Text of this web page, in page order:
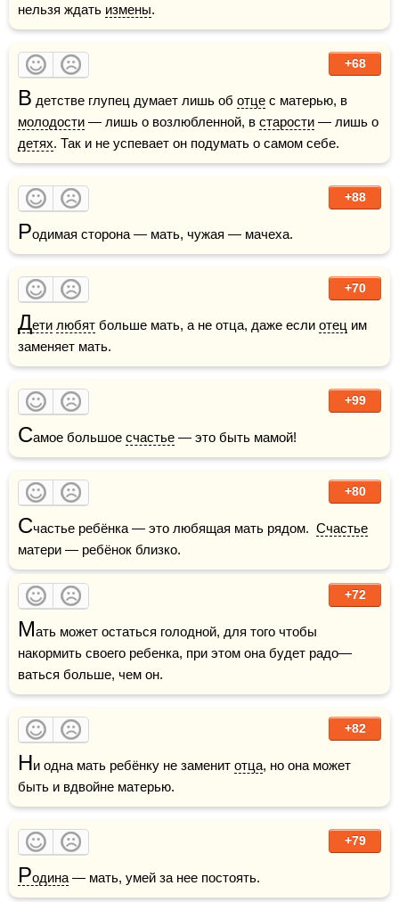
нельзя ждать измены.
+68
В детстве глупец думает лишь об отце
молодости — лишь о возлюбленной, в старости
детях. Так и не успевает он подумать о самом себе.
+88
Родимая сторона — мать, чужая — мачеха.
+70
Дети любят больше мать, а не отца, даже если отец им
заменяет мать.
+99
Самое большое счастье — это быть мамой!
+80
Счастье ребёнка — это любящая мать рядом. Счастье
матери — ребёнок близко.
+72
Мать может остаться голодной, для того чтобы
накормить своего ребенка, при этом она будет радо—
ваться больше, чем он.
+82
Ни одна мать ребёнку не заменит отца, но она может
быть и вдвойне матерью.
+79
Родина — мать, умей за нее постоять.